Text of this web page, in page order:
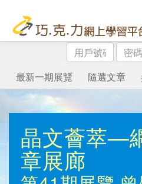
用
戶
號
碼
密
碼
最新一期展覽
隨選文章
晶文薈萃—
章展廊